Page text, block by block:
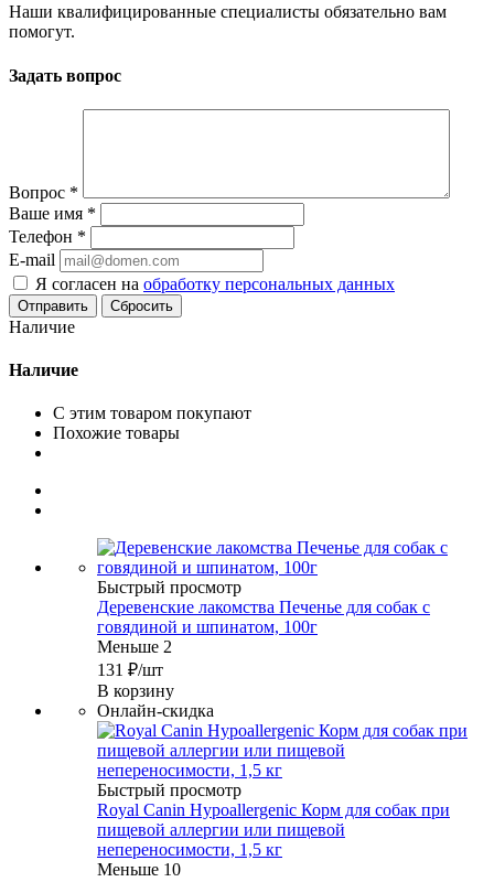
Наши квалифицированные специалисты обязательно вам
помогут.
Задать вопрос
Вопрос *
Ваше имя *
Телефон *
E-mail
Я согласен на обработку персональных данных
Сбросить
Наличие
Наличие
С этим товаром покупают
Похожие товары
Быстрый просмотр
Деревенские лакомства Печенье для собак с
говядиной и шпинатом, 100г
Меньше 2
131 ₽/шт
В корзину
Онлайн-скидка
Быстрый просмотр
Royal Canin Hypoallergenic Корм для собак при
пищевой аллергии или пищевой
непереносимости, 1,5 кг
Меньше 10